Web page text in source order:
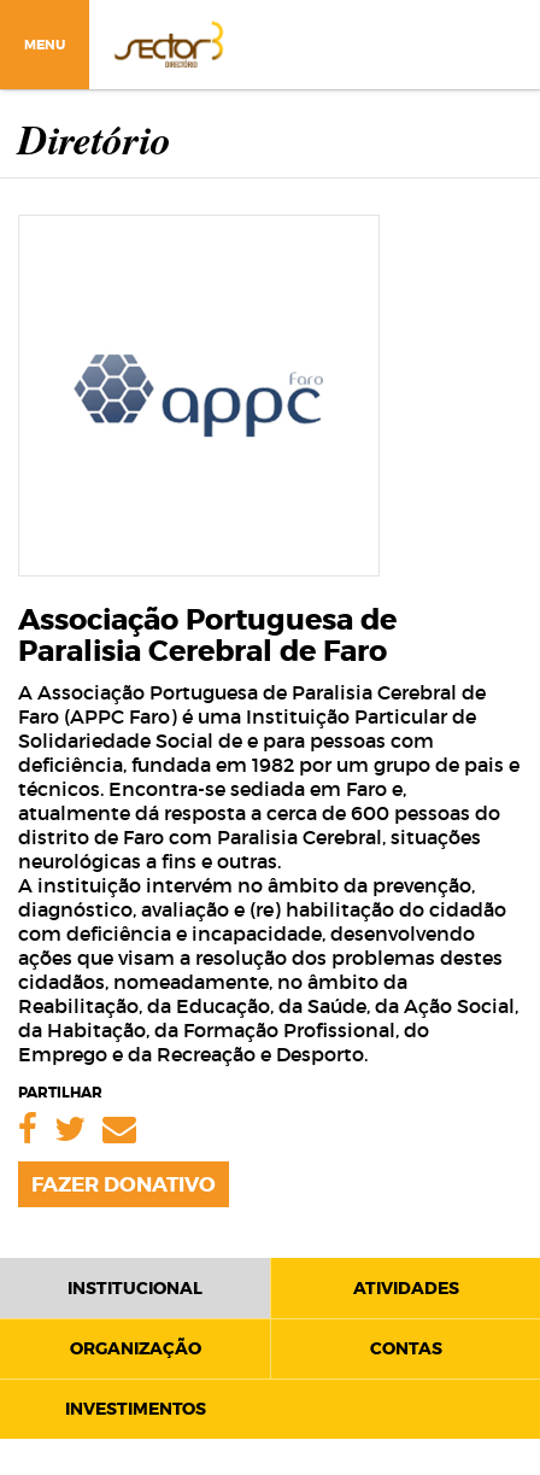
MENU
Diretório
Associação Portuguesa de
Paralisia Cerebral de Faro
A Associação Portuguesa de Paralisia Cerebral de
Faro (APPC Faro) é uma Instituição Particular de
Solidariedade Social de e para pessoas com
deficiência, fundada em 1982 por um grupo de pais e
técnicos. Encontra-se sediada em Faro e,
atualmente dá resposta a cerca de 600 pessoas do
distrito de Faro com Paralisia Cerebral, situações
neurológicas a fins e outras.
A instituição intervém no âmbito da prevenção,
diagnóstico, avaliação e (re) habilitação do cidadão
com deficiência e incapacidade, desenvolvendo
ações que visam a resolução dos problemas destes
cidadãos, nomeadamente, no âmbito da
Reabilitação, da Educação, da Saúde, da Ação Social,
da Habitação, da Formação Profissional, do
Emprego e da Recreação e Desporto.
PARTILHAR
Facebook
Twitter
Email
FAZER DONATIVO
INSTITUCIONAL ATIVIDADES
ORGANIZAÇÃO CONTAS
INVESTIMENTOS